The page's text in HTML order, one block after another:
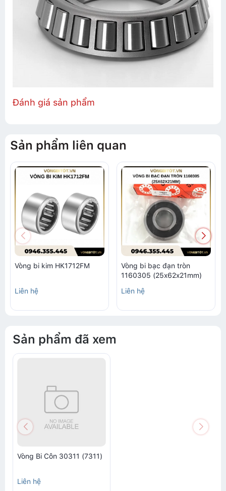
Đánh giá sản phẩm
Sản phẩm liên quan
Vòng bi kim HK1712FM
Liên hệ
Vòng bi bạc đạn tròn
1160305 (25x62x21mm)
Liên hệ
Sản phẩm đã xem
Vòng Bi Côn 30311 (7311)
Liên hệ